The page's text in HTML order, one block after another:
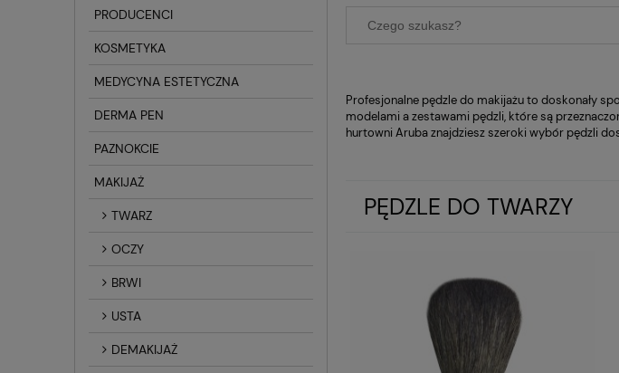
PRODUCENCI
KOSMETYKA
MEDYCYNA ESTETYCZNA
DERMA PEN
PAZNOKCIE
MAKIJAŻ
TWARZ
OCZY
BRWI
USTA
DEMAKIJAŻ
Profesjonalne pędzle do makijażu to doskonały
modelami a zestawami pędzli, które są
hurtowni Aruba znajdziesz szeroki wybór pędzli
PĘDZLE DO TWARZY